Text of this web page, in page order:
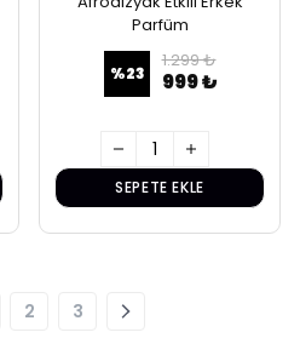
Parfüm
%23
1.299 ₺
999 ₺
SEPETE EKLE
2 3